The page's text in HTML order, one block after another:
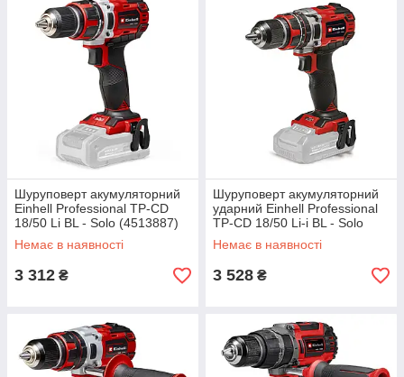
Шуруповерт акумуляторний
Einhell Professional TP-CD
18/50 Li BL - Solo (4513887)
Немає в наявності
3 312 ₴
Шуруповерт акумуляторний
ударний Einhell Professional
TP-CD 18/50 Li-i BL - Solo
(4513942)
Немає в наявності
3 528 ₴